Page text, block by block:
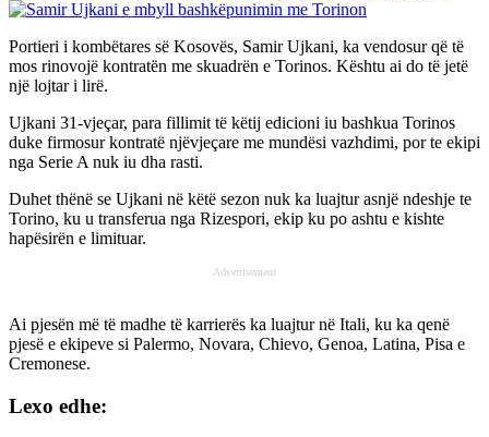
Portieri i kombëtares së Kosovës, Samir Ujkani, ka vendosur që të
mos rinovojë kontratën me skuadrën e Torinos. Kështu ai do të jetë
një lojtar i lirë.
Ujkani 31-vjeçar, para fillimit të këtij edicioni iu bashkua Torinos
duke firmosur kontratë njëvjeçare me mundësi vazhdimi, por te ekipi
nga Serie A nuk iu dha rasti.
Duhet thënë se Ujkani në këtë sezon nuk ka luajtur asnjë ndeshje te
Torino, ku u transferua nga Rizespori, ekip ku po ashtu e kishte
hapësirën e limituar.
Advertisement
Ai pjesën më të madhe të karrierës ka luajtur në Itali, ku ka qenë
pjesë e ekipeve si Palermo, Novara, Chievo, Genoa, Latina, Pisa e
Cremonese.
Lexo edhe: